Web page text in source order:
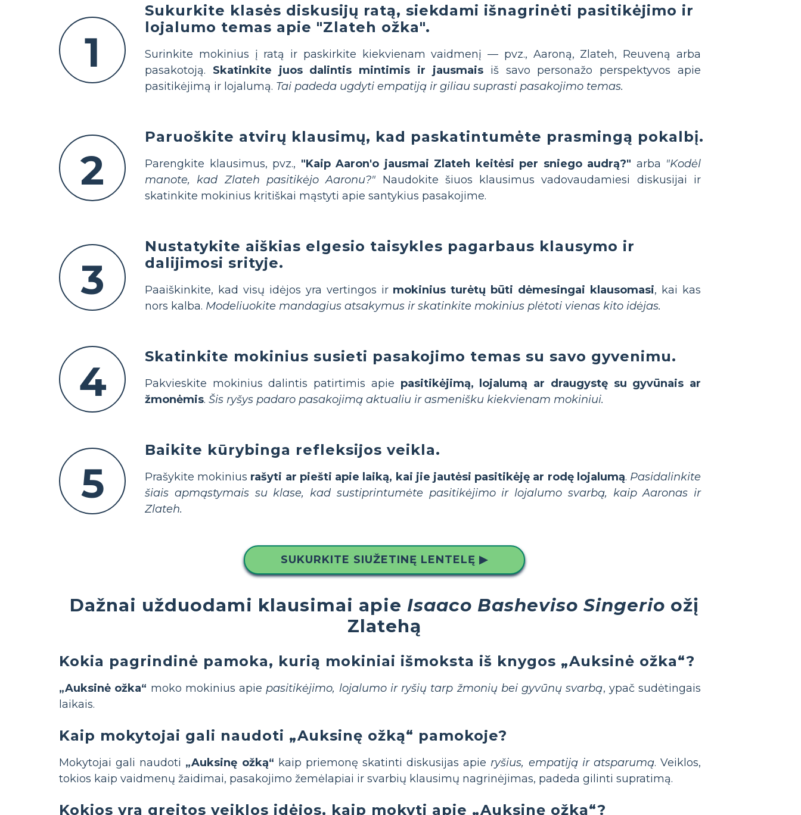
1
Sukurkite klasės diskusijų ratą, siekdami išnagrinėti pasitikėjimo ir
lojalumo temas apie "Zlateh ožka".
Surinkite mokinius į ratą ir paskirkite kiekvienam vaidmenį — pvz., Aaroną, Zlateh, Reuveną arba
pasakotoją. Skatinkite juos dalintis mintimis ir jausmaisiš savo personažo perspektyvos apie
pasitikėjimą ir lojalumą. Tai padeda ugdyti empatiją ir giliau suprasti pasakojimo temas.
2
Paruoškite atvirų klausimų, kad paskatintumėte prasmingą pokalbį.
Parengkite klausimus, pvz., "Kaip Aaron'o jausmai Zlateh keitėsi per sniego audrą?" arba "Kodėl
manote, kad Zlateh pasitikėjo Aaronu?" Naudokite šiuos klausimus vadovaudamiesi diskusijai ir
skatinkite mokinius kritiškai mąstyti apie santykius pasakojime.
3
Nustatykite aiškias elgesio taisykles pagarbaus klausymo ir
dalijimosi srityje.
Paaiškinkite, kad visų idėjos yra vertingos ir mokinius turėtų būti dėmesingai klausomasi, kai kas
nors kalba. Modeliuokite mandagius atsakymus ir skatinkite mokinius plėtoti vienas kito idėjas.
4
Skatinkite mokinius susieti pasakojimo temas su savo gyvenimu.
Pakvieskite mokinius dalintis patirtimis apie pasitikėjimą, lojalumą ar draugystę su gyvūnais ar
žmonėmis. Šis ryšys padaro pasakojimą aktualiu ir asmenišku kiekvienam mokiniui.
5
Baikite kūrybinga refleksijos veikla.
Prašykite mokinius rašyti ar piešti apie laiką, kai jie jautėsi pasitikėję ar rodę lojalumą. Pasidalinkite
šiais apmąstymais su klase, kad sustiprintumėte pasitikėjimo ir lojalumo svarbą, kaip Aaronas ir
Zlateh.
SUKURKITE SIUŽETINĘ LENTELĘ ▶
Dažnai užduodami klausimai apie Isaaco Basheviso Singerio ožį
Zlatehą
Kokia pagrindinė pamoka, kurią mokiniai išmoksta iš knygos „Auksinė ožka“?
„Auksinė ožka“ moko mokinius apie pasitikėjimo, lojalumo ir ryšių tarp žmonių bei gyvūnų svarbą, ypač sudėtingais
laikais.
Kaip mokytojai gali naudoti „Auksinę ožką“ pamokoje?
Mokytojai gali naudoti „Auksinę ožką“ kaip priemonę skatinti diskusijas apie ryšius, empatiją ir atsparumą. Veiklos,
tokios kaip vaidmenų žaidimai, pasakojimo žemėlapiai ir svarbių klausimų nagrinėjimas, padeda gilinti supratimą.
Kokios yra greitos veiklos idėjos, kaip mokyti apie „Auksinę ožką“?